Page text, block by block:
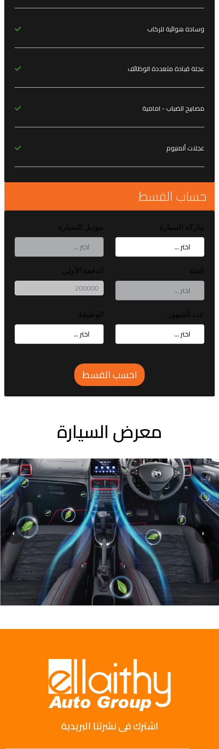
وسادة هوائية للركاب
عجلة قيادة متعددة الوظائف
مصابيح الضباب - امامية
عجلات ألمنيوم
حساب القسط
ماركة السيارة موديل السيارة
الفئة الدفعة الأولى
عدد الشهور الوظيفة
احسب القسط
معرض السيارة
اشترك فى نشرتنا البريدية